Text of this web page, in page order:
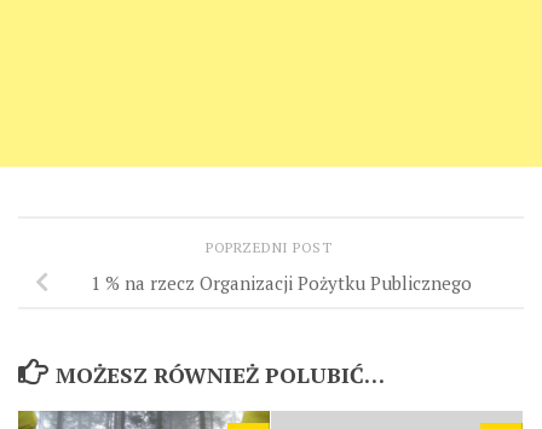
POPRZEDNI POST
1 % na rzecz Organizacji Pożytku Publicznego
MOŻESZ RÓWNIEŻ POLUBIĆ…